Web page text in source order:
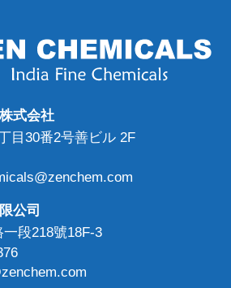
式会社
目30番2号善ビル 2F
公司
段218號18F-3